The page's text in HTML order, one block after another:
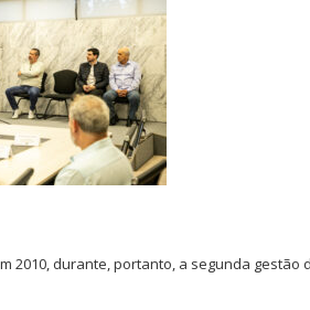
2010, durante, portanto, a segunda gestão